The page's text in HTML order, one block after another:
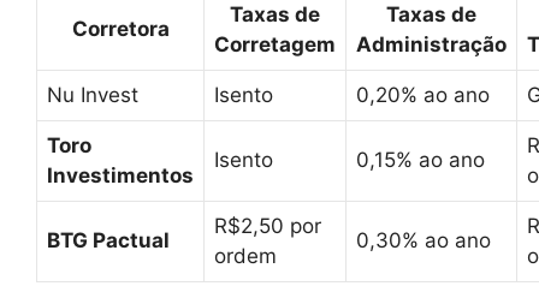
Corretora
Taxas de
Corretagem
Taxas de
Administração
Nu Invest Isento 0,20% ao ano
Toro
Investimentos
Isento 0,15% ao ano
BTG Pactual
R$2,50 por
ordem
0,30% ao ano